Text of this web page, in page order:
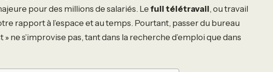
pour des millions de salariés. Le full télétravail, ou travail
rapport à l’espace et au temps. Pourtant, passer du bureau
ne s’improvise pas, tant dans la recherche d’emploi que dans